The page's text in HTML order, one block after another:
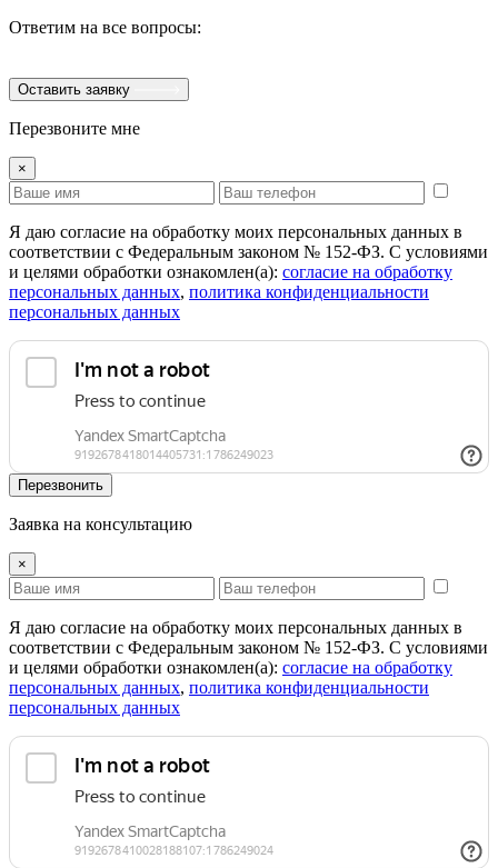
Ответим на все вопросы:
Оставить заявку
Перезвоните мне
×
Я даю согласие на обработку моих персональных данных в
соответствии с Федеральным законом № 152-ФЗ. С условиями
и целями обработки ознакомлен(а): cогласие на обработку
персональных данных, политика конфиденциальности
персональных данных
Перезвонить
Заявка на консультацию
×
Я даю согласие на обработку моих персональных данных в
соответствии с Федеральным законом № 152-ФЗ. С условиями
и целями обработки ознакомлен(а): cогласие на обработку
персональных данных, политика конфиденциальности
персональных данных